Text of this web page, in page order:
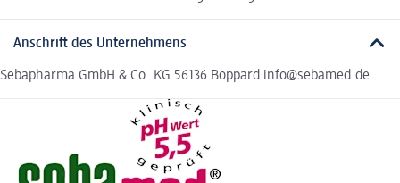
Anschrift des Unternehmens
Sebapharma GmbH & Co. KG 56136 Boppard info@sebamed.de